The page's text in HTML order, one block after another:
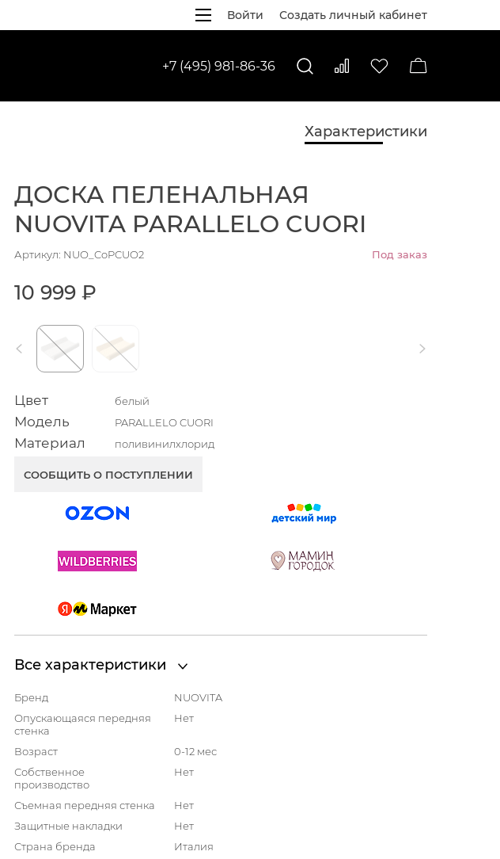
Войти Создать личный кабинет
+7 (495) 981-86-36
Характеристики
ДОСКА ПЕЛЕНАЛЬНАЯ
NUOVITA PARALLELO CUORI
Артикул: NUO_CoPCUO2 Под заказ
10 999 ₽
Цвет белый
Модель PARALLELO CUORI
Материал поливинилхлорид
СООБЩИТЬ О ПОСТУПЛЕНИИ
Все характеристики
Бренд
NUOVITA
Опускающаяся передняя
стенка
Нет
Возраст
0-12 мес
Собственное
производство
Нет
Съемная передняя стенка
Нет
Защитные накладки
Нет
Страна бренда
Италия